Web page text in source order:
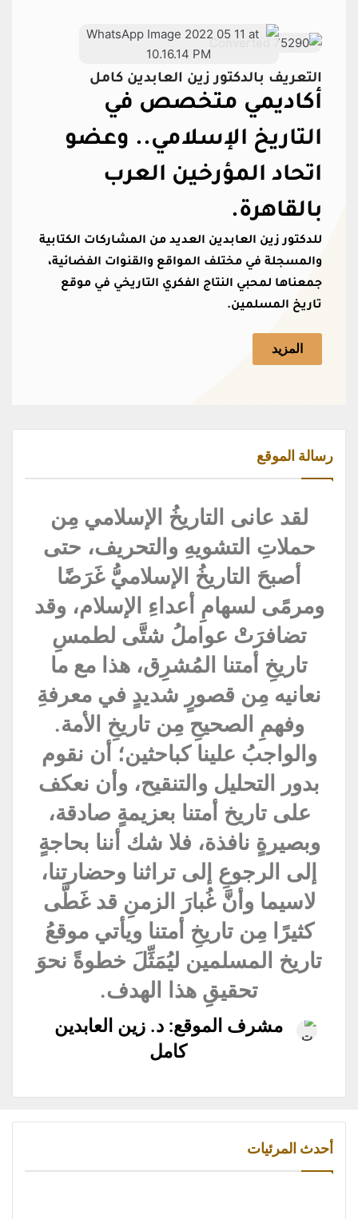
التعريف بالدكتور زين العابدين كامل
أكاديمي متخصص في
التاريخ الإسلامي.. وعضو
اتحاد المؤرخين العرب
بالقاهرة.
للدكتور زين العابدين العديد من المشاركات الكتابية
والمسجلة في مختلف المواقع والقنوات الفضائية،
جمعناها لمحبي النتاج الفكري التاريخي في موقع
تاريخ المسلمين.
المزيد
رسالة الموقع
لقد عانى التاريخُ الإسلامي مِن
حملاتِ التشويهِ والتحريف، حتى
أصبحَ التاريخُ الإسلاميُّ غَرَضًا
ومرمًى لسهامِ أعداءِ الإسلام، وقد
تضافرَتْ عواملُ شتَّى لطمسِ
تاريخِ أمتنا المُشرِق، هذا مع ما
نعانيه مِن قصورٍ شديدٍ في معرفةِ
وفهمِ الصحيحِ مِن تاريخِ الأمة.
والواجبُ علينا كباحثين؛ أن نقوم
بدور التحليل والتنقيح، وأن نعكف
على تاريخ أمتنا بعزيمةٍ صادقة،
وبصيرةٍ نافذة، فلا شك أننا بحاجةٍ
إلى الرجوعِ إلى تراثنا وحضارتنا،
لاسيما وأنَّ غُبارَ الزمنِ قد غَطَّى
كثيرًا مِن تاريخِ أمتنا ويأتي موقعُ
تاريخ المسلمين ليُمَثِّلَ خطوةً نحوَ
تحقيقِِ هذا الهدف.
مشرف الموقع: د. زين العابدين
كامل
أحدث المرئيات